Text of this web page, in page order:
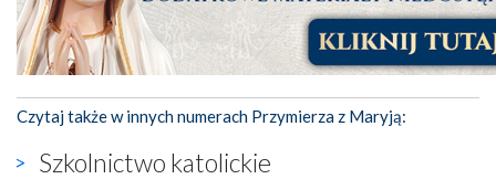
Czytaj także w innych numerach Przymierza z Maryją:
Szkolnictwo katolickie